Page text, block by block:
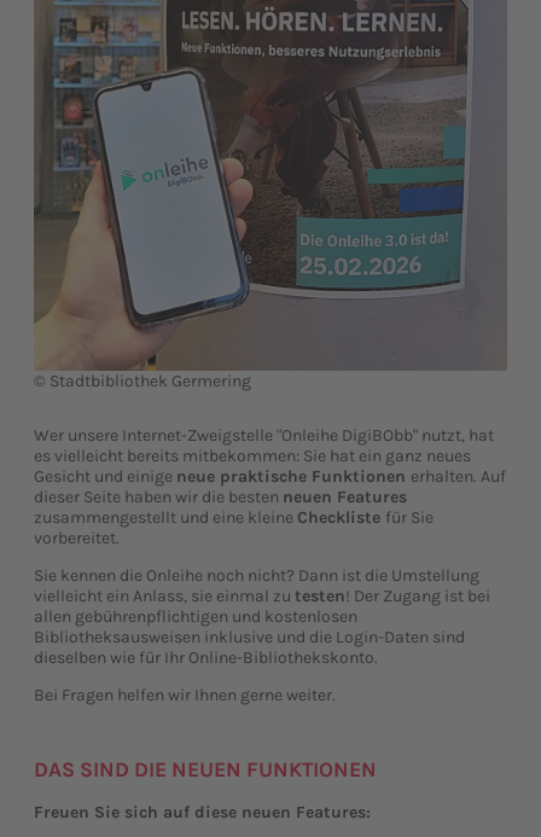
© Stadtbibliothek Germering
Wer unsere Internet-Zweigstelle "Onleihe DigiBObb" nutzt, hat
es vielleicht bereits mitbekommen: Sie hat ein ganz neues
Gesicht und einige neue praktische Funktionen erhalten. Auf
dieser Seite haben wir die besten neuen Features
zusammengestellt und eine kleine Checkliste für Sie
vorbereitet.
Sie kennen die Onleihe noch nicht? Dann ist die Umstellung
vielleicht ein Anlass, sie einmal zu testen! Der Zugang ist bei
allen gebührenpflichtigen und kostenlosen
Bibliotheksausweisen inklusive und die Login-Daten sind
dieselben wie für Ihr Online-Bibliothekskonto.
Bei Fragen helfen wir Ihnen gerne weiter.
DAS SIND DIE NEUEN FUNKTIONEN
Freuen Sie sich auf diese neuen Features: